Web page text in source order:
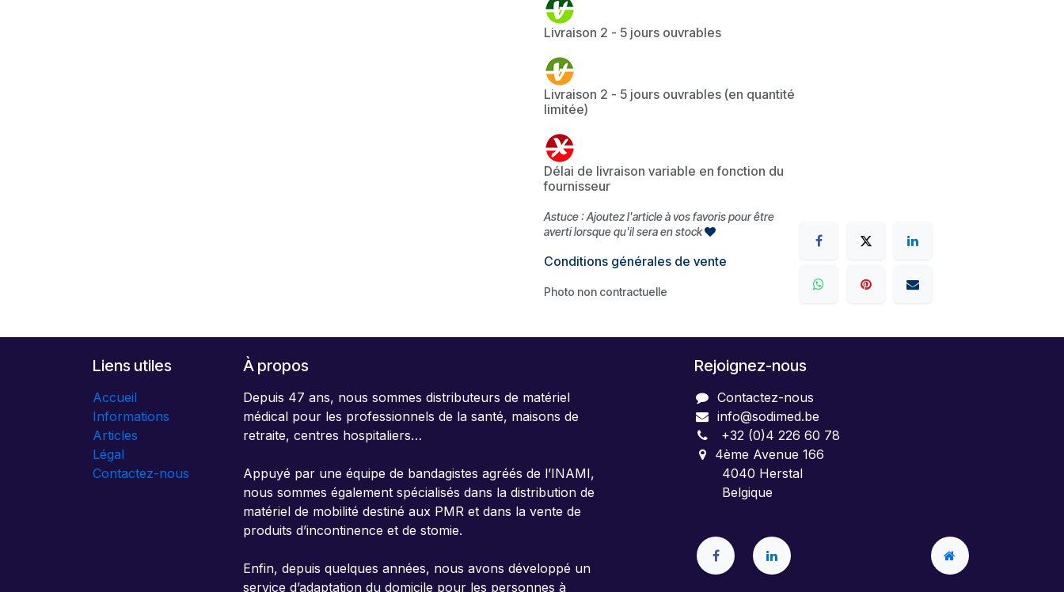
Livraison 2 - 5 jours ouvrables
Livraison 2 - 5 jours ouvrables (en quantité
limitée)
Délai de livraison variable en fonction du
fournisseur
Astuce : Ajoutez l'article à vos favoris pour être
averti lorsque qu'il sera en stock
Conditions générales de vente
Photo non contractuelle
Liens utiles
Accueil
Informations
Articles
Légal
Contactez-nous
À propos
Depuis 47 ans, nous sommes distributeurs de matériel
médical pour les professionnels de la santé, maisons de
retraite, centres hospitaliers…
Appuyé par une équipe de bandagistes agréés de l’INAMI,
nous sommes également spécialisés dans la distribution de
matériel de mobilité destiné aux PMR et dans la vente de
produits d’incontinence et de stomie.
Enfin, depuis quelques années, nous avons développé un
service d’adaptation du domicile pour les personnes à
Rejoignez-nous
Contactez-nous
info@sodimed.be
+32 (0)4 226 60 78
4ème Avenue 166
4040 Herstal
Belgique